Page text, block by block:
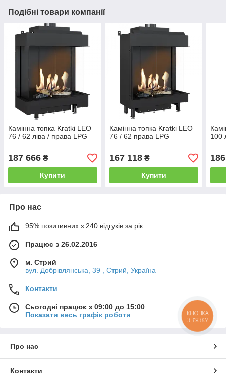
Подібні товари компанії
Камінна топка Kratki LEO
76 / 62 ліва / права LPG
187 666 ₴
Купити
Камінна топка Kratki LEO
76 / 62 права LPG
167 118₴
Купити
100
Про нас
95% позитивних з 240 відгуків за рік
Працює з 26.02.2016
м. Стрий
вул. Добрівлянська, 39 , Стрий, Україна
Контакти
Сьогодні працює з 09:00 до 15:00
Показати весь графік роботи
Про нас
Контакти
КНОПКА
ЗВ'ЯЗКУ